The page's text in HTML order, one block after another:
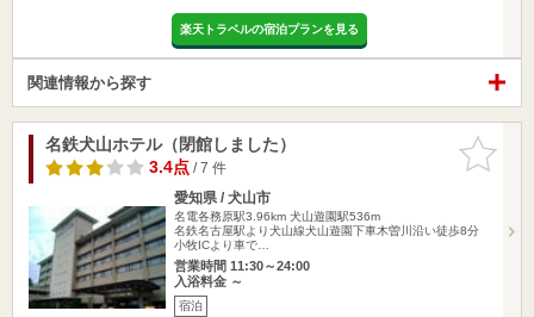
楽天トラベルの宿泊プランを見る
関連情報から探す
お気に入
りに追加
名鉄犬山ホテル（閉館しました）
3.4点/ 7 件
愛知県 / 犬山市
名電各務原駅3.96km 犬山遊園駅536m
名鉄名古屋駅より犬山線犬山遊園下車木曽川沿い徒歩8分
小牧ICより車で…
営業時間 11:30～24:00
入浴料金 ～
宿泊